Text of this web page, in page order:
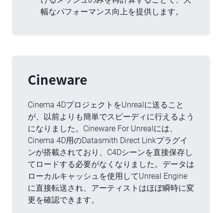
幅なパフォーマンス向上を提供します。
Cineware
Cinema 4DプロジェクトをUnrealに送ること
が、以前よりも簡単でスピーディに行えるよう
になりました。Cineware For Unrealには、
Cinema 4D用のDatasmith Direct Linkプラグイ
ンが搭載されており、C4Dシーンを直接保存し
てロードする必要がなくなりました。データは
ローカルキャッシュを使用してUnreal Engine
に直接転送され、アーティストはほぼ瞬時に変
更を確認できます。